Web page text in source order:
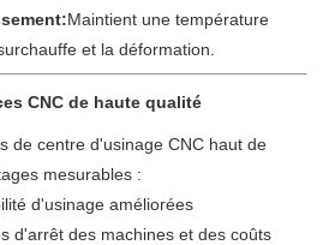
Maintient une température
et la déformation.
CNC de haute qualité
de centre d'usinage CNC haut de
mesurables :
d'usinage améliorées
d'arrêt des machines et des coûts